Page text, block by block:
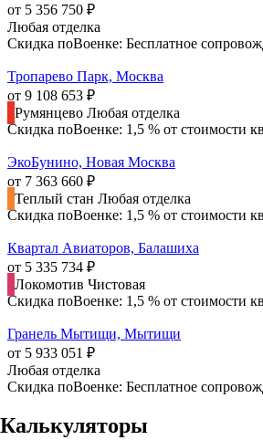
от 5 356 750 ₽
Любая отделка
Скидка поВоенке: Бесплатное
Тропарево Парк, Москва
от 9 108 653 ₽
Румянцево Любая отделка
Скидка поВоенке: 1,5 % от стоимости
ЭкоБунино, Новая Москва
от 7 363 660 ₽
Теплый стан Любая отделка
Скидка поВоенке: 1,5 % от стоимости
Квартал Авиаторов, Балашиха
от 5 335 734 ₽
Локомотив Чистовая
Скидка поВоенке: 1,5 % от стоимости
Гранель Мытищи, Мытищи
от 5 933 051 ₽
Любая отделка
Скидка поВоенке: Бесплатное
Калькуляторы